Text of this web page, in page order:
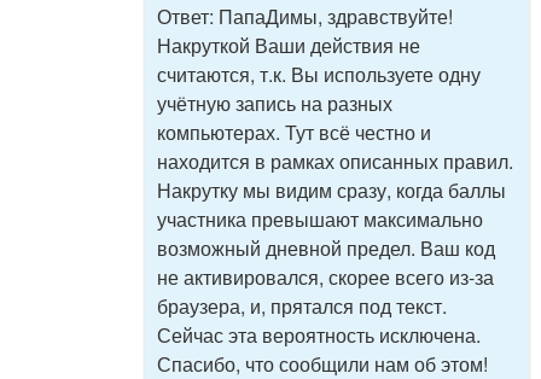
Ответ: ПапаДимы, здравствуйте!
Накруткой Ваши действия не
считаются, т.к. Вы используете одну
учётную запись на разных
компьютерах. Тут всё честно и
находится в рамках описанных правил.
Накрутку мы видим сразу, когда баллы
участника превышают максимально
возможный дневной предел. Ваш код
не активировался, скорее всего из-за
браузера, и, прятался под текст.
Сейчас эта вероятность исключена.
Спасибо, что сообщили нам об этом!